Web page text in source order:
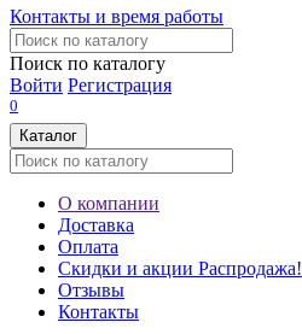
Контакты и время работы
Поиск по каталогу
Войти Регистрация
0
Каталог
О компании
Доставка
Оплата
Скидки и акции Распродажа!
Отзывы
Контакты